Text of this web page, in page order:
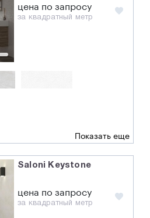
цена по запросу
за квадратный метр
Показать еще
Saloni Keystone
цена по запросу
за квадратный метр